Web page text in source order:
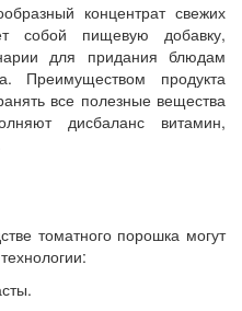
концентрат свежих
собой пищевую добавку,
для придания блюдам
Преимуществом продукта
все полезные вещества
дисбаланс витамин,
томатного порошка могут